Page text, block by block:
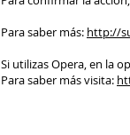
Para saber más: http://
Si utilizas Opera, en la
Para saber más visita: